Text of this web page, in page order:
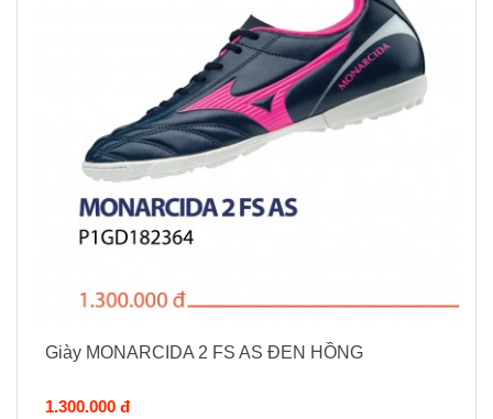
Giày MONARCIDA 2 FS AS ĐEN HỒNG
1.300.000 đ